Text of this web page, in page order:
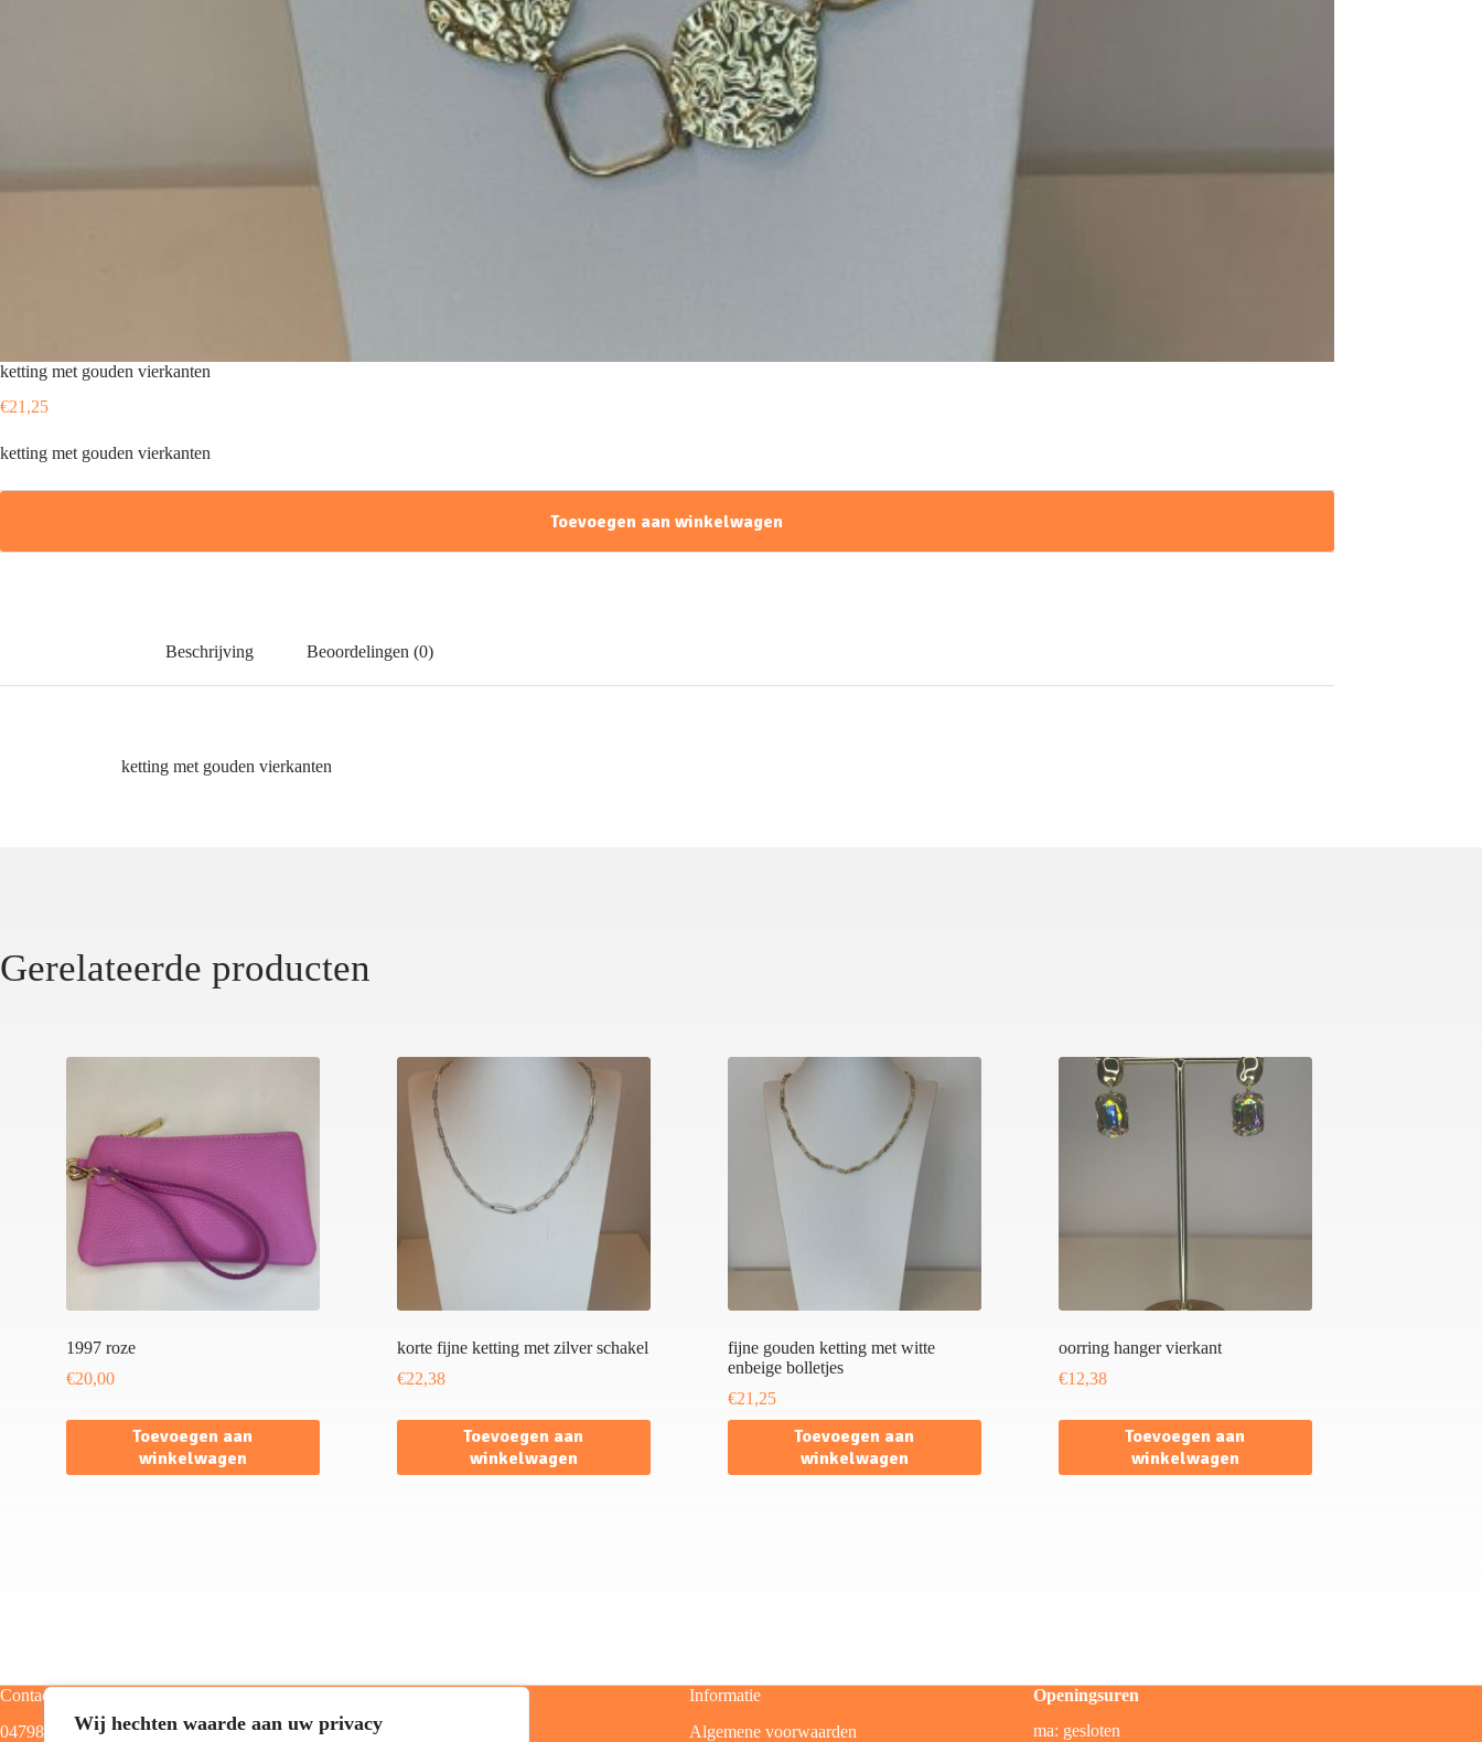
Wij hechten waarde aan uw privacy
ketting met gouden vierkanten
€21,25
ketting met gouden vierkanten
Toevoegen aan winkelwagen
Beschrijving Beoordelingen (0)
ketting met gouden vierkanten
Gerelateerde producten
1997 roze
€20,00
Toevoegen aan
winkelwagen
korte fijne ketting met zilver schakel
€22,38
Toevoegen aan
winkelwagen
fijne gouden ketting met witte
enbeige bolletjes
€21,25
Toevoegen aan
winkelwagen
oorring hanger vierkant
€12,38
Toevoegen aan
winkelwagen
Contact
0479805129
Home
Informatie
Algemene voorwaarden
Openingsuren
ma: gesloten